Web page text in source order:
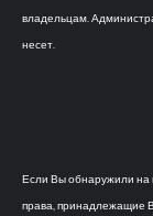
владельцам.
несет.
Если Вы обнаружили на
права, принадлежащие